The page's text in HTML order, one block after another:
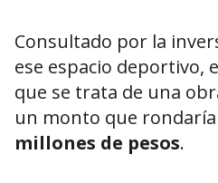
Consultado por la
ese espacio deportivo,
que se trata de una
un monto que
millones de pesos.